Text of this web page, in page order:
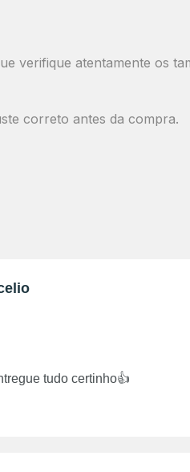
verifique atentamente os
correto antes da compra.
tudo certinho👍